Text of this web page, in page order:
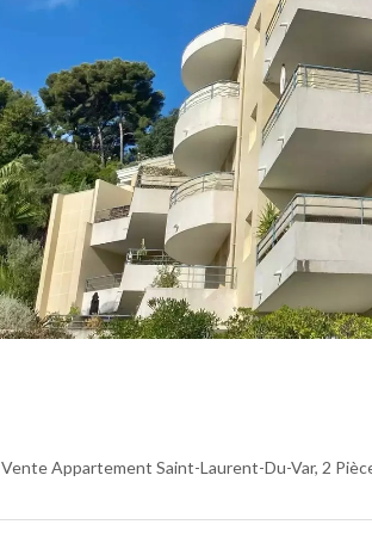
Vente Appartement Saint-Laurent-Du-Var, 2